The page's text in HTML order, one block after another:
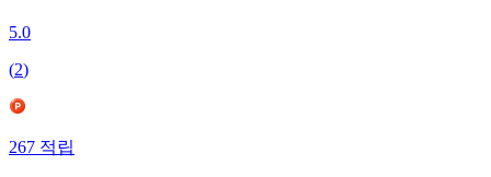
5.0
(2)
267 적립